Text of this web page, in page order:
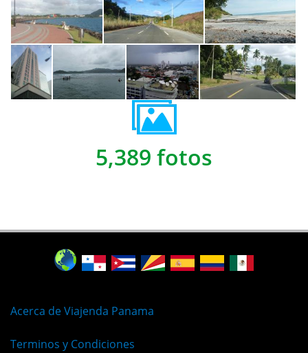
5,389 fotos
Acerca de Viajenda Panama
Terminos y Condiciones